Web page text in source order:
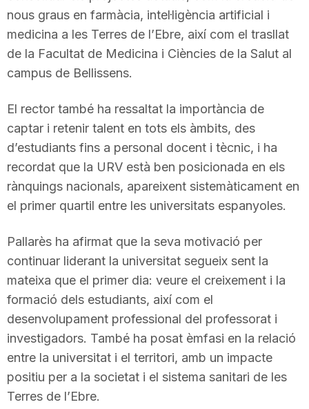
n
a
nous graus en farmàcia, intel·ligència artificial i
medicina a les Terres de l’Ebre, així com el trasllat
de la Facultat de Medicina i Ciències de la Salut al
campus de Bellissens.
El rector també ha ressaltat la importància de
captar i retenir talent en tots els àmbits, des
d’estudiants fins a personal docent i tècnic, i ha
recordat que la URV està ben posicionada en els
rànquings nacionals, apareixent sistemàticament en
el primer quartil entre les universitats espanyoles.
Pallarès ha afirmat que la seva motivació per
continuar liderant la universitat segueix sent la
mateixa que el primer dia: veure el creixement i la
formació dels estudiants, així com el
desenvolupament professional del professorat i
investigadors. També ha posat èmfasi en la relació
entre la universitat i el territori, amb un impacte
positiu per a la societat i el sistema sanitari de les
Terres de l’Ebre.